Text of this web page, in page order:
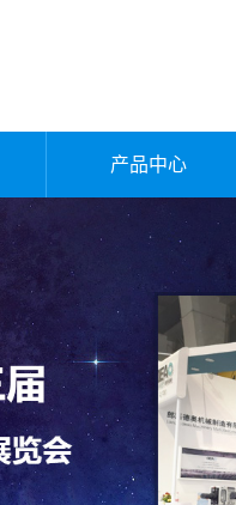
产品中心
山东换网器
山东熔体泵
山东液压站
山东电控箱